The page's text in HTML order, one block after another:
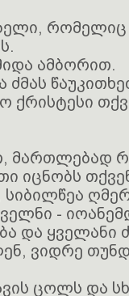
ამბორით.
ქრისტესი
მართლებად
იცნობს
-
და ყველანი
ვიდრე
ცოლს და